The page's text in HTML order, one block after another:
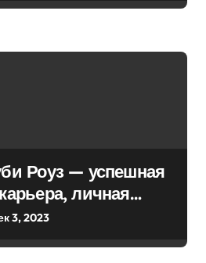
Роуз — успешная
личная
достижения
3, 2023